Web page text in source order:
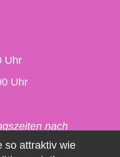
Uhr
Uhr
nach
so attraktiv wie